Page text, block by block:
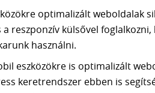
optimalizált weboldalak
reszponzív külsővel
használni.
eszközökre is optimalizált
keretrendszer ebben is